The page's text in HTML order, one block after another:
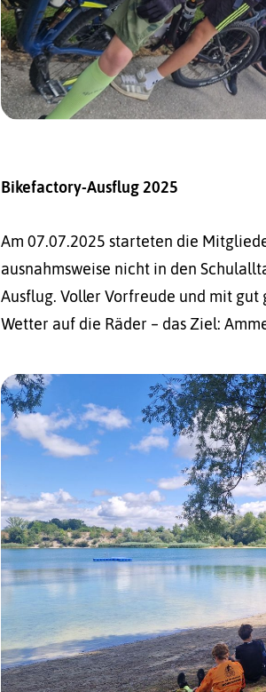
Bikefactory-Ausflug 2025
Am 07.07.2025 starteten die
ausnahmsweise nicht in den
Ausflug. Voller Vorfreude und mit
Wetter auf die Räder – das Ziel: